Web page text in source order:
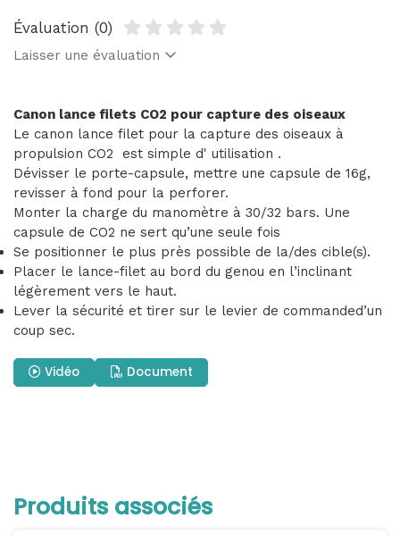
Évaluation (0)
Laisser une évaluation
Canon lance filets CO2 pour capture des oiseaux
Le canon lance filet pour la capture des oiseaux à
propulsion CO2 est simple d' utilisation .
Dévisser le porte-capsule, mettre une capsule de 16g,
revisser à fond pour la perforer.
Monter la charge du manomètre à 30/32 bars. Une
capsule de CO2 ne sert qu’une seule fois
Se positionner le plus près possible de la/des cible(s).
Placer le lance-filet au bord du genou en l’inclinant
légèrement vers le haut.
Lever la sécurité et tirer sur le levier de commanded’un
coup sec.
Vidéo Document
Produits associés